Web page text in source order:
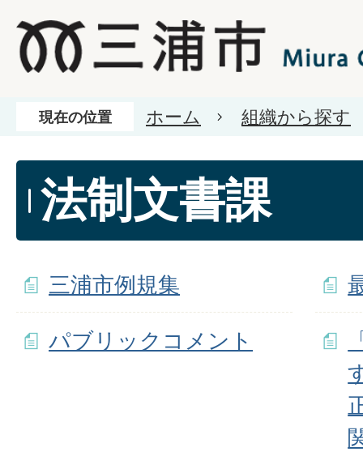
現在の位置 ホーム 組織から探す
法制文書課
三浦市例規集
パブリックコメント